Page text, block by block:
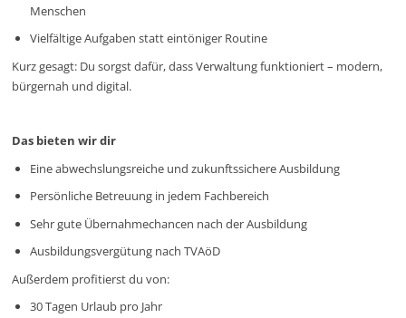
Menschen
Vielfältige Aufgaben statt eintöniger Routine
Kurz gesagt: Du sorgst dafür, dass Verwaltung funktioniert – modern,
bürgernah und digital.
Das bieten wir dir
Eine abwechslungsreiche und zukunftssichere Ausbildung
Persönliche Betreuung in jedem Fachbereich
Sehr gute Übernahmechancen nach der Ausbildung
Ausbildungsvergütung nach TVAöD
Außerdem profitierst du von:
30 Tagen Urlaub pro Jahr